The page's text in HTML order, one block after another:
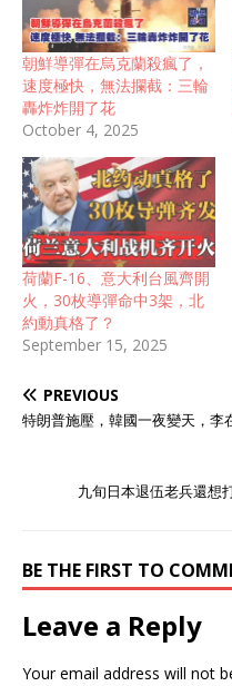
朝鮮導彈在烏克蘭殺瘋了，
速度極快，無法攔截：三輪
轟炸炸開了花
October 4, 2025
荷蘭F-16、意大利台風齊開
火，30枚導彈命中3架，北
約動真格了？
September 15, 2025
PREVIOUS
特朗普施壓，韓國一夜變天，李
九旬日本退伍老兵還想
BE THE FIRST TO
Leave a Reply
Your email address will not